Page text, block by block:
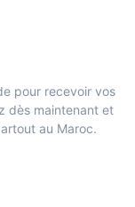
pour recevoir vos
dès maintenant et
au Maroc.